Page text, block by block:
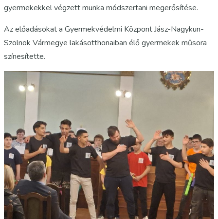
gyermekekkel végzett munka módszertani megerősítése.
Az előadásokat a Gyermekvédelmi Központ Jász-Nagykun-
Szolnok Vármegye lakásotthonaiban élő gyermekek műsora
színesítette.